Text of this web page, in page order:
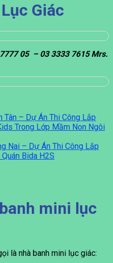
Giác
05 – 03 3333 7615 Mrs.
Tân – Dự Án Thi Công Lắp
Trong Lớp Mầm Non Ngôi
Nai – Dự Án Thi Công Lắp
Bida H2S
mini lục
là nhà banh mini lục giác: